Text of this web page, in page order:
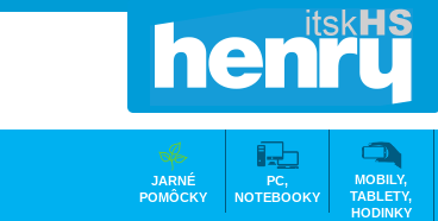
JARNÉ
POMÔCKY
PC,
NOTEBOOKY
MOBILY,
TABLETY,
HODINKY